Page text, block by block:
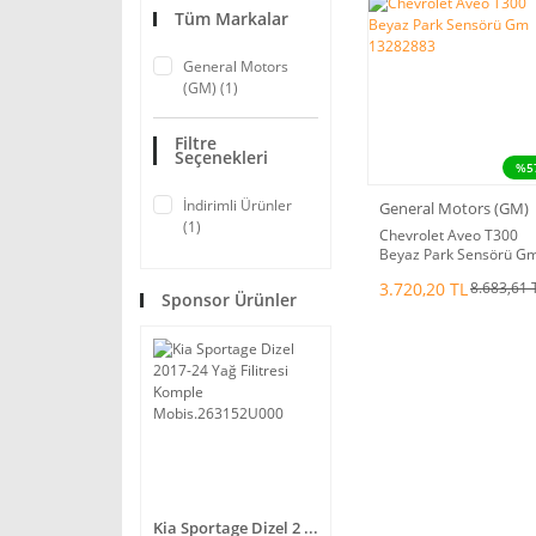
Tüm Markalar
General Motors
(GM) (1)
Filtre
Seçenekleri
İndirimli Ürünler
(1)
Sponsor Ürünler
Kia Sportage Dizel 2 ...
General Motors (GM)
Chevrolet Aveo T300
Beyaz Park Sensörü
3.720,20 TL8.683,61